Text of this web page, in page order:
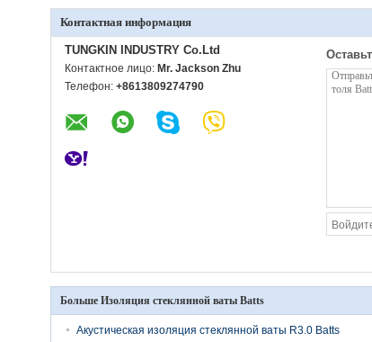
Контактная информация
TUNGKIN INDUSTRY Co.Ltd
Контактное лицо: Mr. Jackson Zhu
Телефон: +8613809274790
Больше Изоляция стеклянной ваты Batts
Акустическая изоляция стеклянной ваты R3.0 Batts